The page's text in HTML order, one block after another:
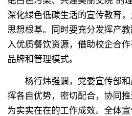
深化绿色低碳生活的宣传教育
思想根基。同时要充分发挥产教
入优质餐饮资源，借助校企合
品牌和管理模式。
杨行炜强调，党委宣传部
挥各自优势，密切配合，协同
为实实在在的工作成效。全体